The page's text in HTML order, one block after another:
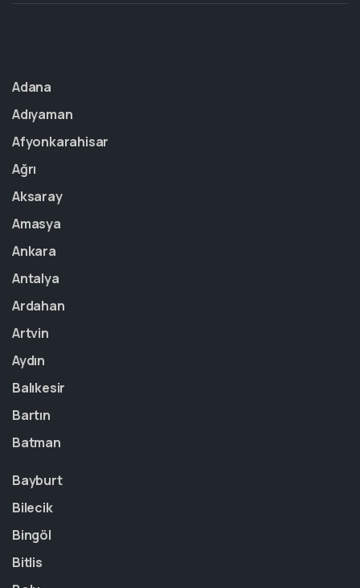
Adana
Adıyaman
Afyonkarahisar
Ağrı
Aksaray
Amasya
Ankara
Antalya
Ardahan
Artvin
Aydın
Balıkesir
Bartın
Batman
Bayburt
Bilecik
Bingöl
Bitlis